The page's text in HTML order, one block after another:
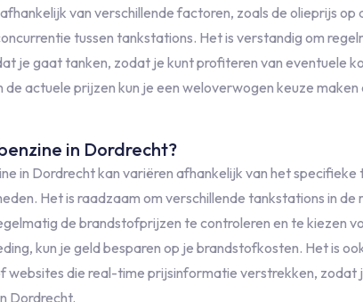
van verschillende factoren, zoals de olieprijs
tussen tankstations. Het is verstandig om
je gaat tanken, zodat je kunt profiteren van eventuele
de actuele prijzen kun je een weloverwogen keuze
in Dordrecht?
in Dordrecht kan variëren afhankelijk van het
Het is raadzaam om verschillende tankstations in
de brandstofprijzen te controleren en te kiezen
kun je geld besparen op je brandstofkosten. Het is
websites die real-time prijsinformatie verstrekken, zodat
Dordrecht.